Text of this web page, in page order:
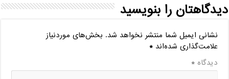
دیدگاهتان را بنویسید
نشانی ایمیل شما منتشر نخواهد شد. بخش‌های موردنیاز
علامت‌گذاری شده‌اند*
دیدگاه*